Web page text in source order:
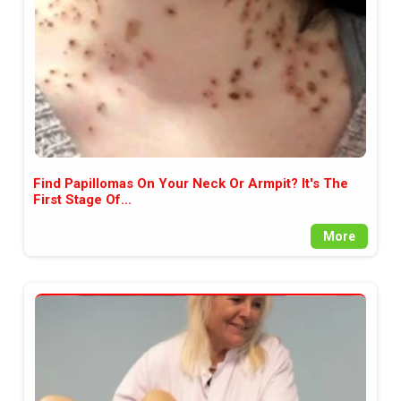
Find Papillomas On Your Neck Or Armpit? It's The
First Stage Of...
More